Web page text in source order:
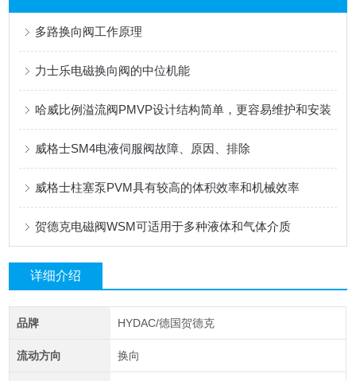
多路换向阀工作原理
力士乐电磁换向阀的中位机能
哈威比例溢流阀PMVP设计结构简单，更容易维护和安装
威格士SM4电液伺服阀故障、原因、排除
威格士柱塞泵PVM具有较高的体积效率和机械效率
贺德克电磁阀WSM可适用于多种液体和气体介质
详细介绍
品牌 HYDAC/德国贺德克
流动方向 换向